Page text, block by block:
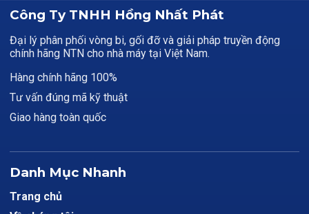
Công Ty TNHH Hồng Nhất Phát
Đại lý phân phối vòng bi, gối đỡ và giải pháp truyền động
chính hãng NTN cho nhà máy tại Việt Nam.
Hàng chính hãng 100%
Tư vấn đúng mã kỹ thuật
Giao hàng toàn quốc
Danh Mục Nhanh
Trang chủ